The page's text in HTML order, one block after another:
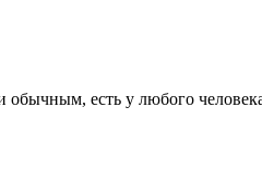
есть у любого